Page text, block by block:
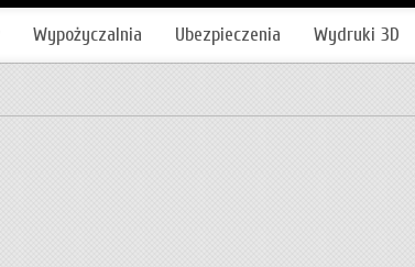
Wypożyczalnia Ubezpieczenia Wydruki 3D